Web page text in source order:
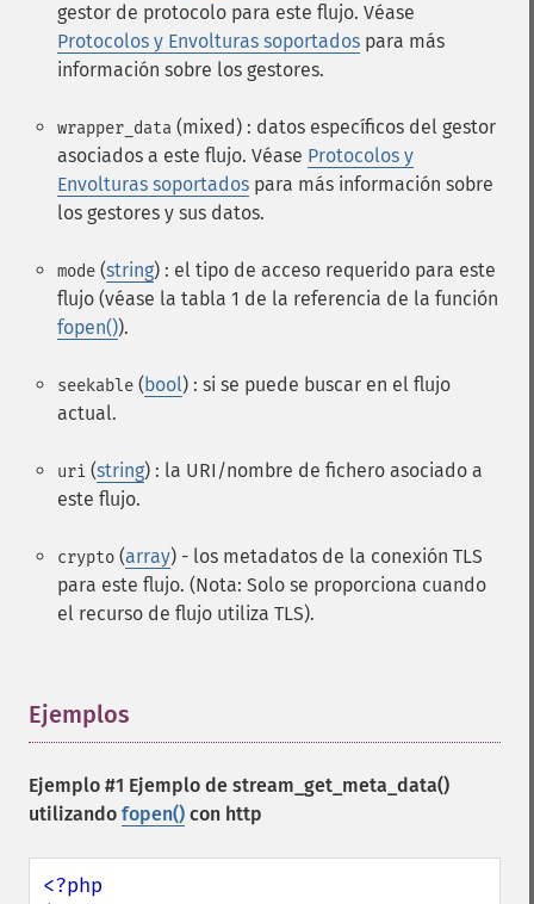
gestor de protocolo para este flujo. Véase
Protocolos y Envolturas soportados para más
información sobre los gestores.
wrapper_data (mixed) : datos específicos del gestor
asociados a este flujo. Véase Protocolos y
Envolturas soportados para más información sobre
los gestores y sus datos.
mode (string) : el tipo de acceso requerido para este
flujo (véase la tabla 1 de la referencia de la función
fopen()).
seekable (bool) : si se puede buscar en el flujo
actual.
uri (string) : la URI/nombre de fichero asociado a
este flujo.
crypto (array) - los metadatos de la conexión TLS
para este flujo. (Nota: Solo se proporciona cuando
el recurso de flujo utiliza TLS).
Ejemplos
Ejemplo #1 Ejemplo de stream_get_meta_data()
utilizando fopen() con http
<?php